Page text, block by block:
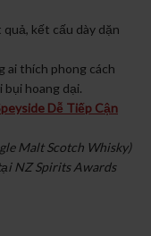
kết cấu dày dặn
ai thích phong cách
bụi hoang dại.
Dễ Tiếp Cận
Malt Scotch Whisky)
NZ Spirits Awards